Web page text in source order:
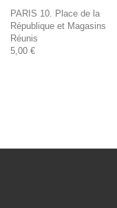
PARIS 10. Place de la
République et Magasins
Réunis
5,00 €